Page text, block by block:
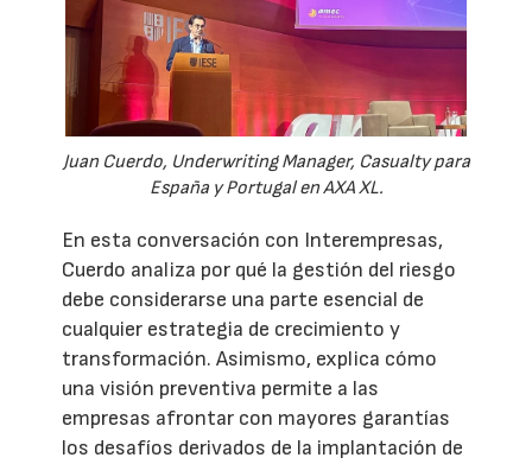
Juan Cuerdo, Underwriting Manager, Casualty para
España y Portugal en AXA XL.
En esta conversación con Interempresas,
Cuerdo analiza por qué la gestión del riesgo
debe considerarse una parte esencial de
cualquier estrategia de crecimiento y
transformación. Asimismo, explica cómo
una visión preventiva permite a las
empresas afrontar con mayores garantías
los desafíos derivados de la implantación de